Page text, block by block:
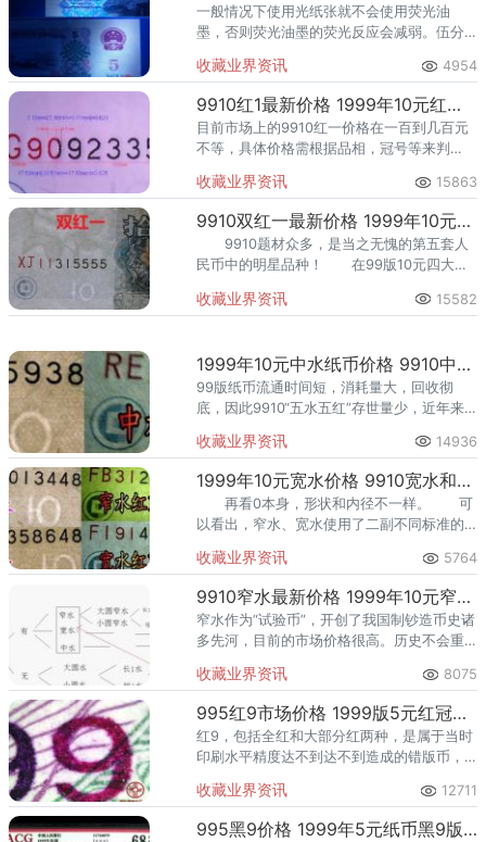
一般情况下使用光纸张就不会使用荧光油
墨，否则荧光油墨的荧光反应会减弱。伍分
施胶以及表面施胶涂布技术共同作用的结
收藏业界资讯 4954
9910红1最新价格 1999年10元红一版别及图片
目前市场上的9910红一价格在一百到几百元
不等，具体价格需根据品相，冠号等来判
种版别的1999年版10元。
收藏业界资讯 15863
9910双红一最新价格 1999年10元双红一版别图片
9910题材众多，是当之无愧的第五套人
民币中的明星品种！ 在99版10元四大品
水印形态为"10”的称刀普水双红。
收藏业界资讯 15582
1999年10元中水纸币价格 9910中水冠号有哪些
99版纸币流通时间短，消耗量大，回收彻
底，因此9910“五水五红”存世量少，近年来
族。市场的表现会证明一切。
收藏业界资讯 14936
1999年10元宽水价格 9910宽水和9910窄水有哪些区别
再看0本身，形状和内径不一样。 可
以看出，窄水、宽水使用了二副不同标准的
收藏业界资讯 5764
9910窄水最新价格 1999年10元窄水版本冠号
窄水作为“试验币”，开创了我国制钞造币史诸
多先河，目前的市场价格很高。历史不会重
引爆市场。
收藏业界资讯 8075
995红9市场价格 1999版5元红冠号有哪些
红9，包括全红和大部分红两种，是属于当时
印刷水平精度达不到达不到造成的错版币，
不计其数，是主流，黑9又较花9稍少些。
收藏业界资讯 12711
995黑9价格 1999年5元纸币黑9版别